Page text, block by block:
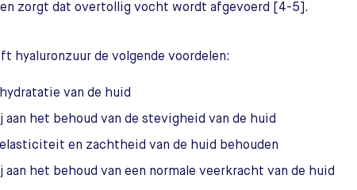
zorgt dat overtollig vocht wordt afgevoerd [4-5].
hyaluronzuur de volgende voordelen:
van de huid
aan het behoud van de stevigheid van de huid
en zachtheid van de huid behouden
aan het behoud van een normale veerkracht van de huid